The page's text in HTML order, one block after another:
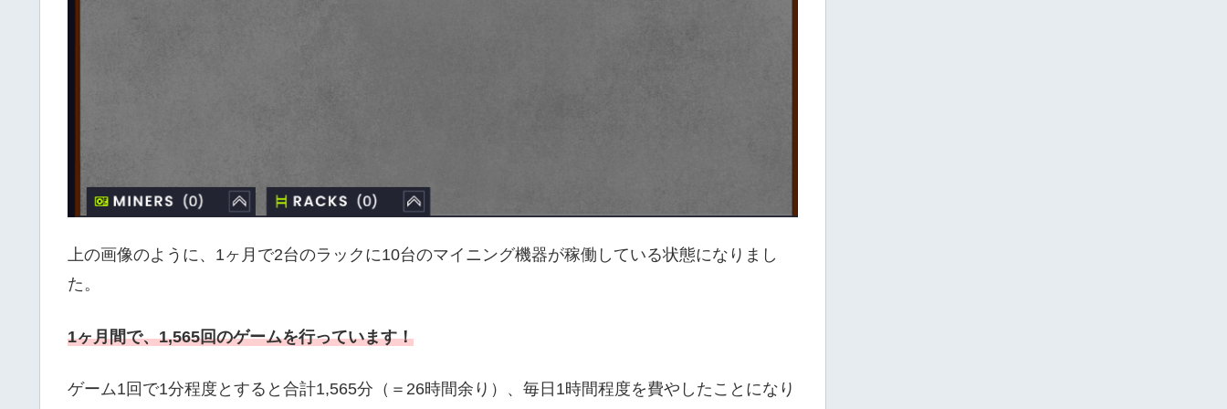
上の画像のように、1ヶ月で2台のラックに10台のマイニング機器が稼働している状態になりまし
た。
1ヶ月間で、1,565回のゲームを行っています！
ゲーム1回で1分程度とすると合計1,565分（＝26時間余り）、毎日1時間程度を費やしたことになり